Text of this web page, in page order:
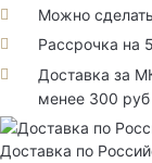
Можно
Рассрочка на
Доставка за
менее 300 руб
Доставка по